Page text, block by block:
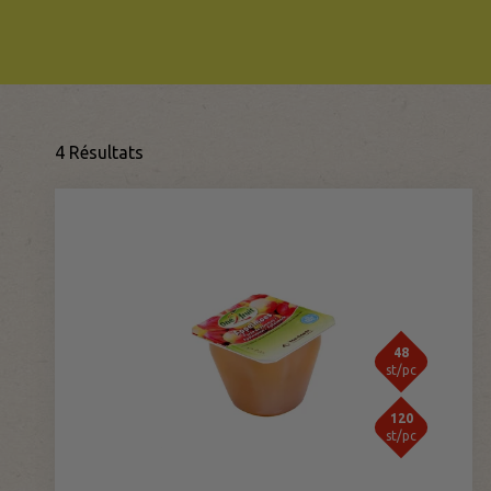
4 Résultats
48
st/pc
120
st/pc